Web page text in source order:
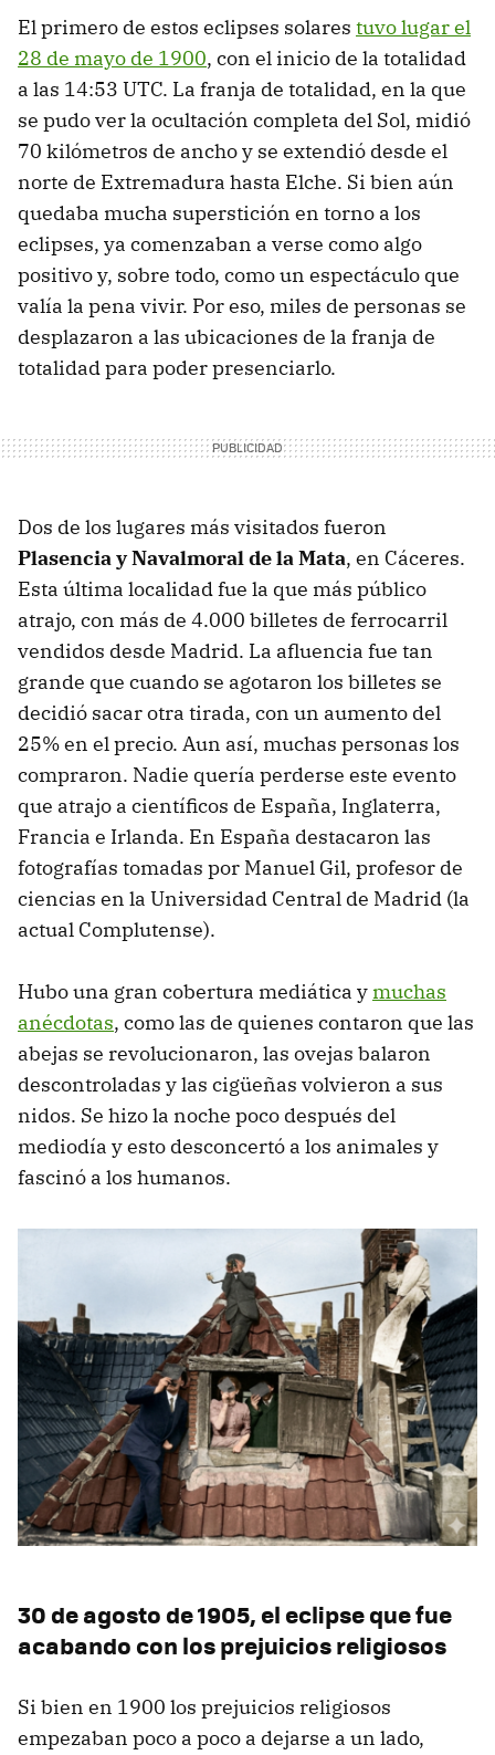
El primero de estos eclipses solares tuvo lugar el
28 de mayo de 1900, con el inicio de la totalidad
a las 14:53 UTC. La franja de totalidad, en la que
se pudo ver la ocultación completa del Sol, midió
70 kilómetros de ancho y se extendió desde el
norte de Extremadura hasta Elche. Si bien aún
quedaba mucha superstición en torno a los
eclipses, ya comenzaban a verse como algo
positivo y, sobre todo, como un espectáculo que
valía la pena vivir. Por eso, miles de personas se
desplazaron a las ubicaciones de la franja de
totalidad para poder presenciarlo.
Dos de los lugares más visitados fueron
Plasencia y Navalmoral de la Mata, en Cáceres.
Esta última localidad fue la que más público
atrajo, con más de 4.000 billetes de ferrocarril
vendidos desde Madrid. La afluencia fue tan
grande que cuando se agotaron los billetes se
decidió sacar otra tirada, con un aumento del
25% en el precio. Aun así, muchas personas los
compraron. Nadie quería perderse este evento
que atrajo a científicos de España, Inglaterra,
Francia e Irlanda. En España destacaron las
fotografías tomadas por Manuel Gil, profesor de
ciencias en la Universidad Central de Madrid (la
actual Complutense).
Hubo una gran cobertura mediática ymuchas
anécdotas, como las de quienes contaron que las
abejas se revolucionaron, las ovejas balaron
descontroladas y las cigüeñas volvieron a sus
nidos. Se hizo la noche poco después del
mediodía y esto desconcertó a los animales y
fascinó a los humanos.
30 de agosto de 1905, el eclipse que fue
acabando con los prejuicios religiosos
Si bien en 1900 los prejuicios religiosos
empezaban poco a poco a dejarse a un lado,